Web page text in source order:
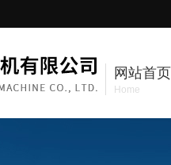
网站首页
Home